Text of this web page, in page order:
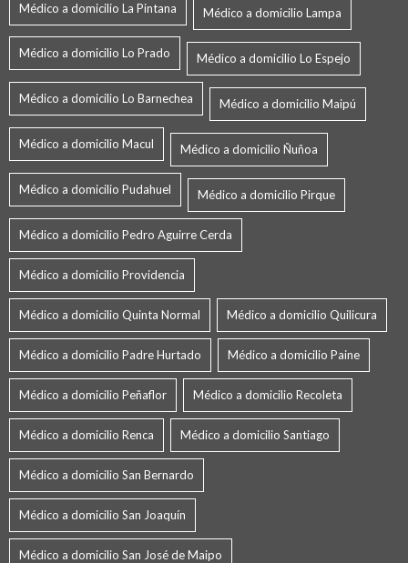
Médico a domicilio La Pintana Médico a domicilio Lampa
Médico a domicilio Lo Prado Médico a domicilio Lo Espejo
Médico a domicilio Lo Barnechea Médico a domicilio Maipú
Médico a domicilio Macul Médico a domicilio Ñuñoa
Médico a domicilio Pudahuel Médico a domicilio Pirque
Médico a domicilio Pedro Aguirre Cerda
Médico a domicilio Providencia
Médico a domicilio Quinta Normal Médico a domicilio Quilicura
Médico a domicilio Padre Hurtado Médico a domicilio Paine
Médico a domicilio Peñaflor Médico a domicilio Recoleta
Médico a domicilio Renca Médico a domicilio Santiago
Médico a domicilio San Bernardo
Médico a domicilio San Joaquín
Médico a domicilio San José de Maipo